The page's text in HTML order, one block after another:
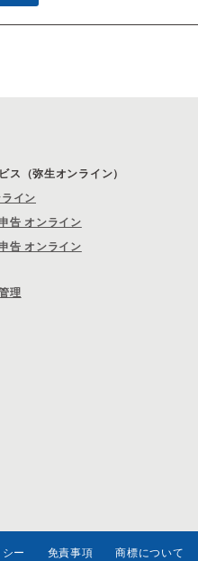
ス（弥生オンライン）
イン
告 オンライン
告 オンライン
理
ー 免責事項 商標について